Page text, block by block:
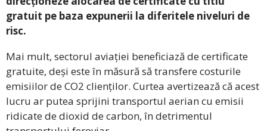
gratuit pe baza expunerii la diferitele niveluri de
risc.
Mai mult, sectorul aviației beneficiază de certificate
gratuite, deși este în măsură să transfere costurile
emisiilor de CO2 clienților. Curtea avertizează că acest
lucru ar putea sprijini transportul aerian cu emisii
ridicate de dioxid de carbon, în detrimentul